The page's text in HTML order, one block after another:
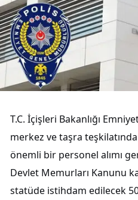
T.C. İçişleri Bakanlığı
merkez ve taşra
önemli bir personel alımı
Devlet Memurları Kanunu
statüde istihdam edilecek